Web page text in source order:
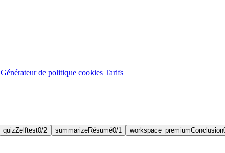
Générateur de politique cookies Tarifs
quizZelftest0/2 summarizeRésumé0/1 workspace_premiumConclusion